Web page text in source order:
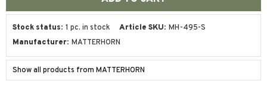
Stock status 1 pc. in stock Article SKU MH-495-S
Manufacturer MATTERHORN
Show all products from MATTERHORN